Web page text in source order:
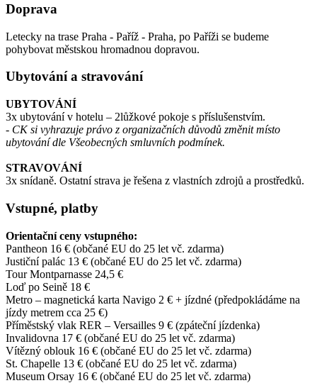
Doprava
Letecky na trase Praha - Paříž - Praha, po Paříži se budeme
pohybovat městskou hromadnou dopravou.
Ubytování a stravování
UBYTOVÁNÍ
3x ubytování v hotelu – 2lůžkové pokoje s příslušenstvím.
- CK si vyhrazuje právo z organizačních důvodů změnit místo
ubytování dle Všeobecných smluvních podmínek.
STRAVOVÁNÍ
3x snídaně. Ostatní strava je řešena z vlastních zdrojů a prostředků.
Vstupné, platby
Orientační ceny vstupného:
Pantheon 16 € (občané EU do 25 let vč. zdarma)
Justiční palác 13 € (občané EU do 25 let vč. zdarma)
Tour Montparnasse 24,5 €
Loď po Seině 18 €
Metro – magnetická karta Navigo 2 € + jízdné (předpokládáme na
jízdy metrem cca 25 €)
Příměstský vlak RER – Versailles 9 € (zpáteční jízdenka)
Invalidovna 17 € (občané EU do 25 let vč. zdarma)
Vítězný oblouk 16 € (občané EU do 25 let vč. zdarma)
St. Chapelle 13 € (občané EU do 25 let vč. zdarma)
Museum Orsay 16 € (občané EU do 25 let vč. zdarma)